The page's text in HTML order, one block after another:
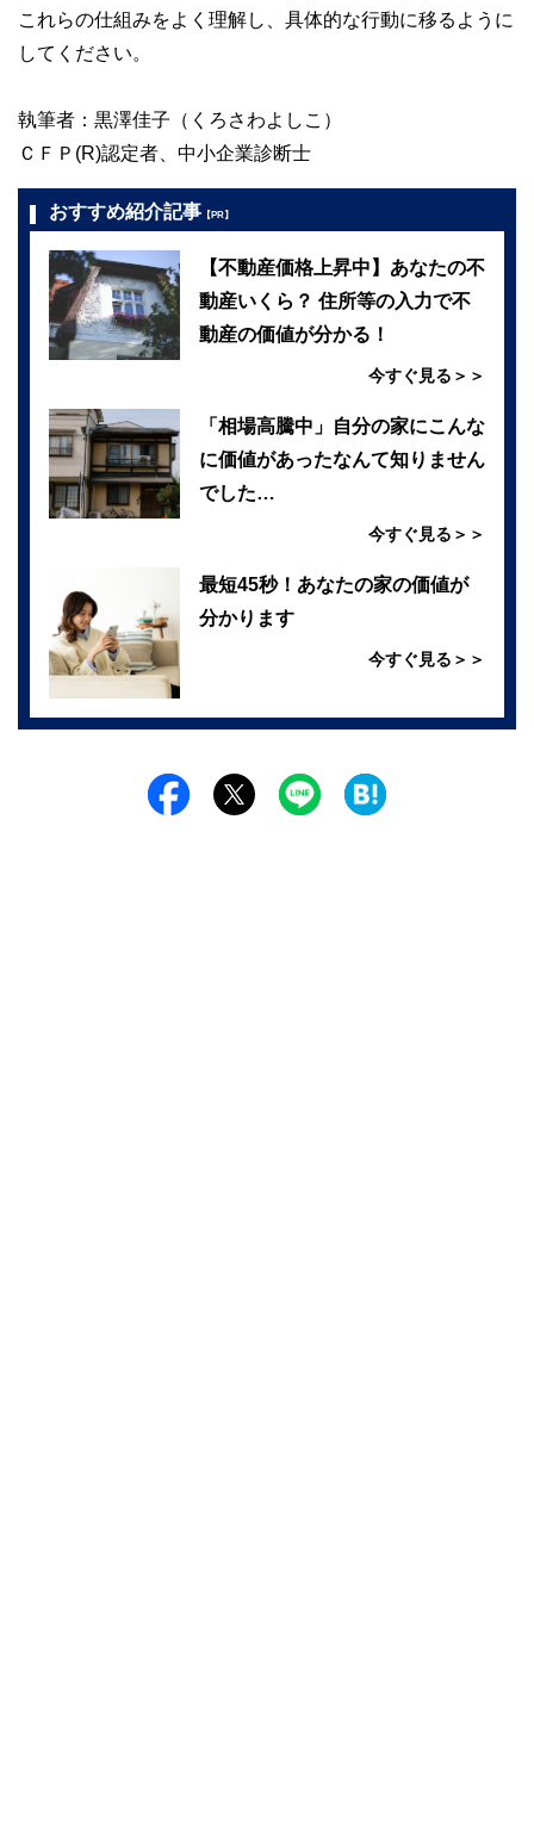
これらの仕組みをよく理解し、具体的な行動に移るように
してください。
執筆者：黒澤佳子（くろさわよしこ）
ＣＦＰ(R)認定者、中小企業診断士
おすすめ紹介記事 【PR】
【不動産価格上昇中】あなたの不
動産いくら？ 住所等の入力で不
動産の価値が分かる！
今すぐ見る＞＞
「相場高騰中」自分の家にこんな
に価値があったなんて知りません
でした…
今すぐ見る＞＞
最短45秒！あなたの家の価値が
分かります
今すぐ見る＞＞